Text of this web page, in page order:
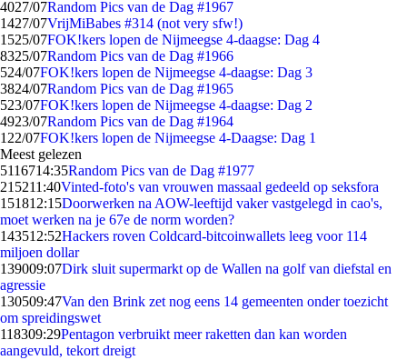
4027/07Random Pics van de Dag #1967
1427/07VrijMiBabes #314 (not very sfw!)
1525/07FOK!kers lopen de Nijmeegse 4-daagse: Dag 4
8325/07Random Pics van de Dag #1966
524/07FOK!kers lopen de Nijmeegse 4-daagse: Dag 3
3824/07Random Pics van de Dag #1965
523/07FOK!kers lopen de Nijmeegse 4-daagse: Dag 2
4923/07Random Pics van de Dag #1964
1 22/07FOK!kers lopen de Nijmeegse 4-Daagse: Dag 1
Meest gelezen
5116714:35Random Pics van de Dag #1977
215211:40Vinted-foto's van vrouwen massaal gedeeld op seksfora
151812:15Doorwerken na AOW-leeftijd vaker vastgelegd in cao's,
moet werken na je 67e de norm worden?
143512:52Hackers roven Coldcard-bitcoinwallets leeg voor 114
miljoen dollar
139009:07Dirk sluit supermarkt op de Wallen na golf van diefstal en
agressie
130509:47Van den Brink zet nog eens 14 gemeenten onder toezicht
om spreidingswet
118309:29Pentagon verbruikt meer raketten dan kan worden
aangevuld, tekort dreigt